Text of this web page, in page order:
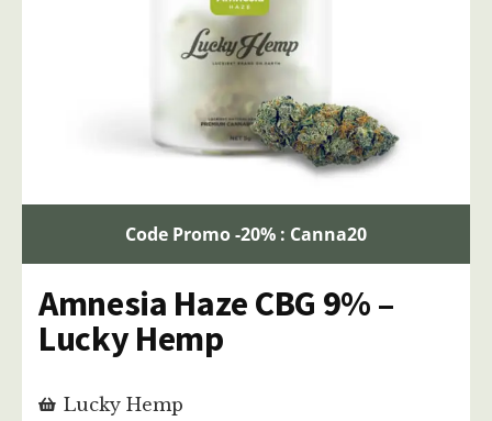
Code Promo -20% : Canna20
Amnesia Haze CBG 9% –
Lucky Hemp
Lucky Hemp